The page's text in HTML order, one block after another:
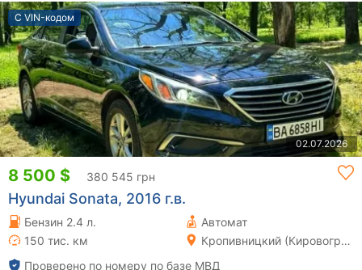
С VIN-кодом
02.07.2026
8 500 $ 380 545 грн
Hyundai Sonata, 2016 г.в.
Бензин 2.4 л.
Автомат
150 тис. км
Кропивницкий (Кировоград)
Проверено по номеру по базе МВД